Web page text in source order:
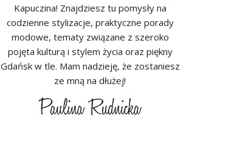
Kapuczina! Znajdziesz tu pomysły na
codzienne stylizacje, praktyczne porady
modowe, tematy związane z szeroko
pojęta kulturą i stylem życia oraz piękny
Gdańsk w tle. Mam nadzieję, że zostaniesz
ze mną na dłużej!